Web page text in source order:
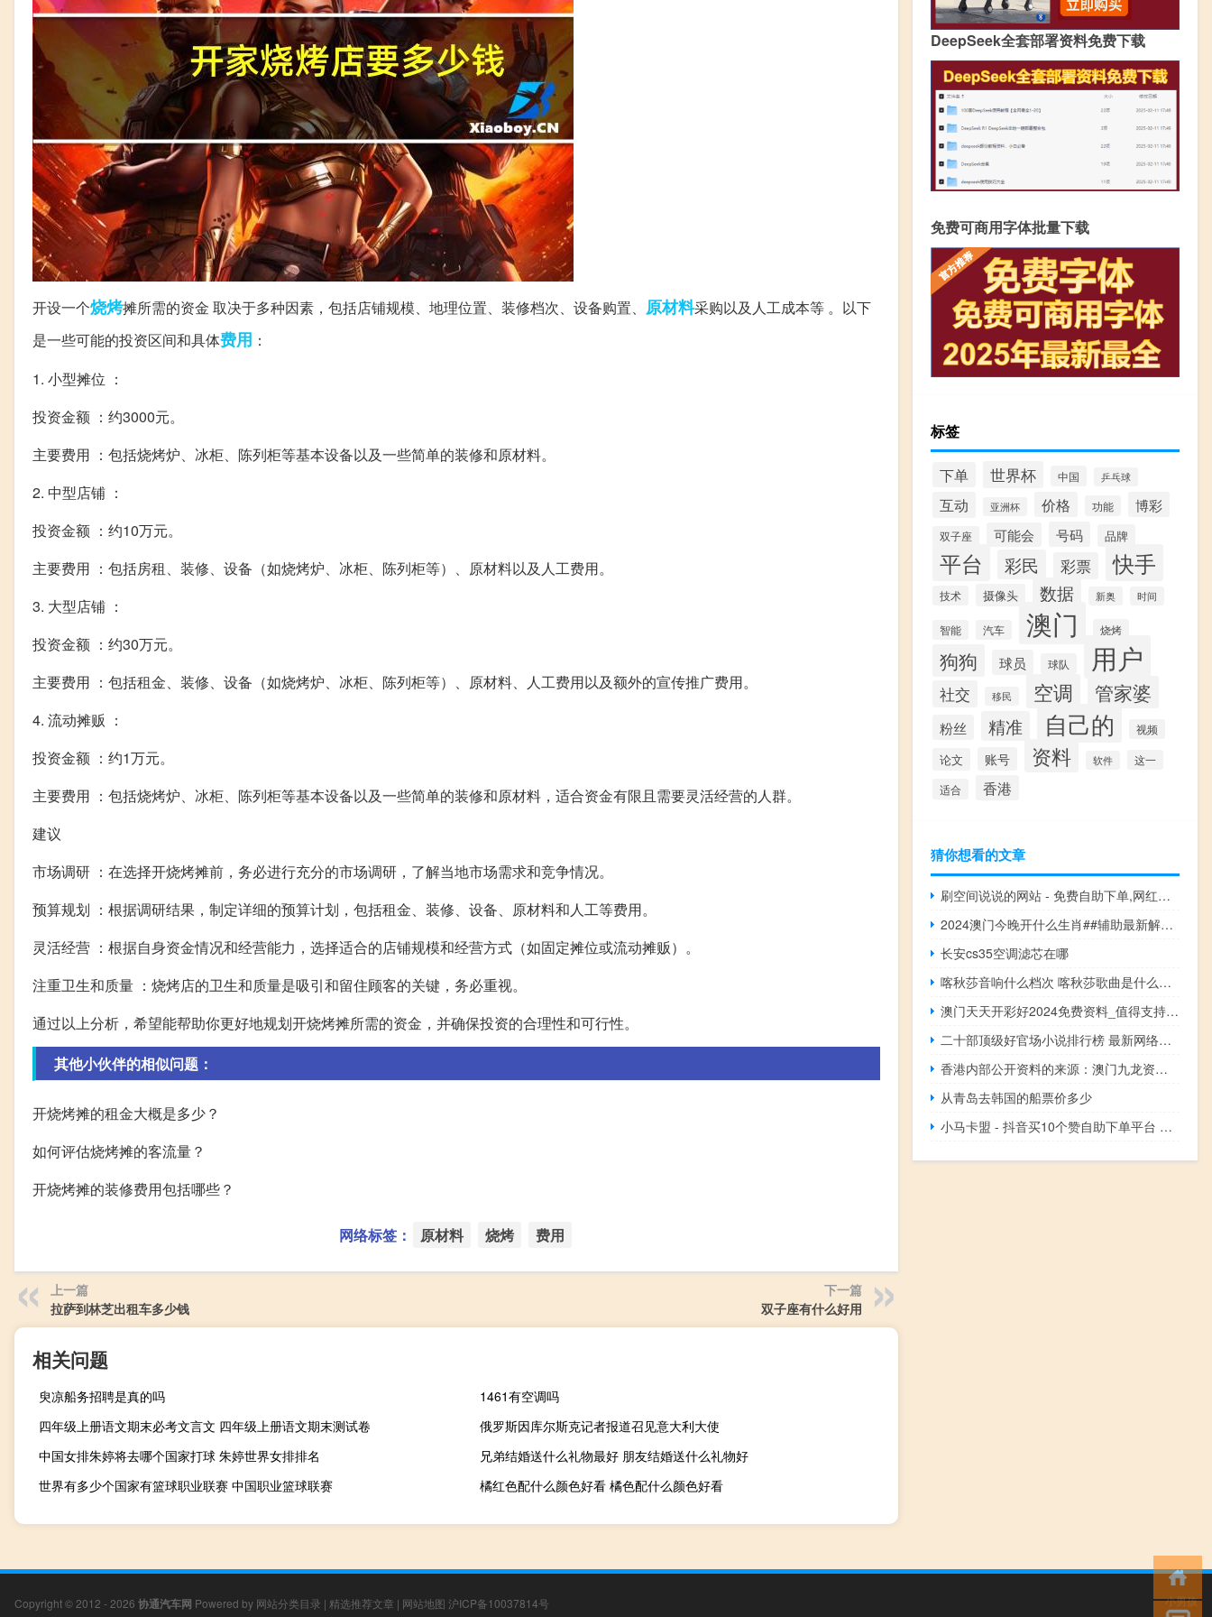
开设一个烧烤摊所需的资金 取决于多种因素，包括店铺规模、地理位置、装修档次、设备购置、 原材料采购以及人工成本等 。以下
是一些可能的投资区间和具体费用 ：
1. 小型摊位 ：
投资金额 ：约3000元。
主要费用 ：包括烧烤炉、冰柜、陈列柜等基本设备以及一些简单的装修和原材料。
2. 中型店铺 ：
投资金额 ：约10万元。
主要费用 ：包括房租、装修、设备（如烧烤炉、冰柜、陈列柜等）、原材料以及人工费用。
3. 大型店铺 ：
投资金额 ：约30万元。
主要费用 ：包括租金、装修、设备（如烧烤炉、冰柜、陈列柜等）、原材料、人工费用以及额外的宣传推广费用。
4. 流动摊贩 ：
投资金额 ：约1万元。
主要费用 ：包括烧烤炉、冰柜、陈列柜等基本设备以及一些简单的装修和原材料，适合资金有限且需要灵活经营的人群。
建议
市场调研 ：在选择开烧烤摊前，务必进行充分的市场调研，了解当地市场需求和竞争情况。
预算规划 ：根据调研结果，制定详细的预算计划，包括租金、装修、设备、原材料和人工等费用。
灵活经营 ：根据自身资金情况和经营能力，选择适合的店铺规模和经营方式（如固定摊位或流动摊贩）。
注重卫生和质量 ：烧烤店的卫生和质量是吸引和留住顾客的关键，务必重视。
通过以上分析，希望能帮助你更好地规划开烧烤摊所需的资金，并确保投资的合理性和可行性。
其他小伙伴的相似问题：
开烧烤摊的租金大概是多少？
如何评估烧烤摊的客流量？
开烧烤摊的装修费用包括哪些？
网络标签： 原材料 烧烤 费用
上一篇
拉萨到林芝出租车多少钱
下一篇
双子座有什么好用
相关问题
臾凉船务招聘是真的吗
1461有空调吗
四年级上册语文期末必考文言文 四年级上册语文期末测试卷
俄罗斯因库尔斯克记者报道召见意大利大使
中国女排朱婷将去哪个国家打球 朱婷世界女排排名
兄弟结婚送什么礼物最好 朋友结婚送什么礼物好
世界有多少个国家有篮球职业联赛 中国职业篮球联赛
橘红色配什么颜色好看 橘色配什么颜色好看
DeepSeek全套部署资料免费下载
免费可商用字体批量下载
标签
下单 世界杯 中国 乒乓球
互动 亚洲杯 价格 功能 博彩
双子座 可能会 号码 品牌
平台 彩民 彩票 快手
技术 摄像头 数据 新奥 时间
智能 汽车 澳门 烧烤
狗狗 球员 球队 用户
社交 移民 空调 管家婆
粉丝 精准 自己的 视频
论文 账号 资料 软件 这一
适合 香港
猜你想看的文章
刷空间说说的网站 - 免费自助下单,网红社区下单
2024澳门今晚开什么生肖##辅助最新解答-996.ISO.163
长安cs35空调滤芯在哪
喀秋莎音响什么档次 喀秋莎歌曲是什么意思
澳门天天开彩好2024免费资料_值得支持_主页版v933.328
二十部顶级好官场小说排行榜 最新网络小说排行榜
香港内部公开资料的来源：澳门九龙资料免费公开资料新手-老师解读分析落实-1700.APP.87
从青岛去韩国的船票价多少
小马卡盟 - 抖音买10个赞自助下单平台 抖音的粉丝包如何快速涨粉
Copyright © 2012 - 2026 协通汽车网 Powered by 网站分类目录 | 精选推荐文章 | 网站地图 沪ICP备10037814号 小男孩